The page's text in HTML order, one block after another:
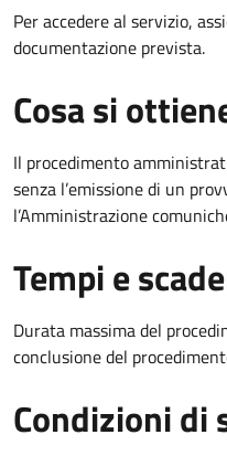
Per accedere al servizio,
documentazione prevista.
Cosa si
Il procedimento
senza l’emissione di un
l’Amministrazione
Tempi e
Durata massima del
conclusione del
Condizioni di